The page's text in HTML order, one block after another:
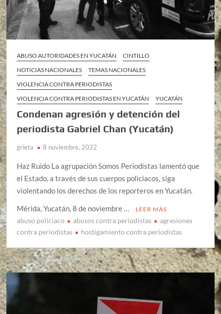
ABUSO AUTORIDADES EN YUCATÁN
CINTILLO
NOTICIAS NACIONALES
TEMAS NACIONALES
VIOLENCIA CONTRA PERIODISTAS
VIOLENCIA CONTRA PERIODISTAS EN YUCATÁN
YUCATÁN
Condenan agresión y detención del
periodista Gabriel Chan (Yucatán)
grieta 8 noviembre, 2022
Haz Ruido La agrupación Somos Periodistas lamentó que
el Estado, a través de sus cuerpos policiacos, siga
violentando los derechos de los reporteros en Yucatán.
Mérida, Yucatán, 8 de noviembre …
LEER MÁS
abuso policiaco abusos contra periodistas
agresiones
contra periodistas
hostigamiento contra periodistas